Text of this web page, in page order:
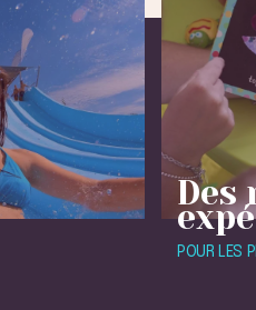
Des
POUR LES